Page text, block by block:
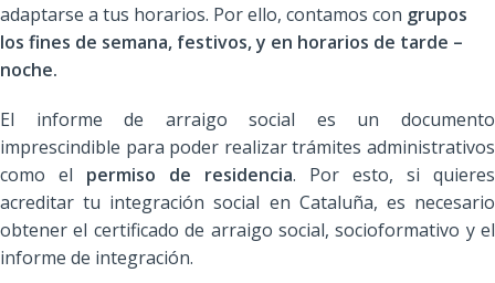
adaptarse a tus horarios. Por ello, contamos con grupos
los fines de semana, festivos, y en horarios de tarde –
noche.
El informe de arraigo social es un documento
imprescindible para poder realizar trámites administrativos
como el permiso de residencia. Por esto, si quieres
acreditar tu integración social en Cataluña, es necesario
obtener el certificado de arraigo social, socioformativo y el
informe de integración.